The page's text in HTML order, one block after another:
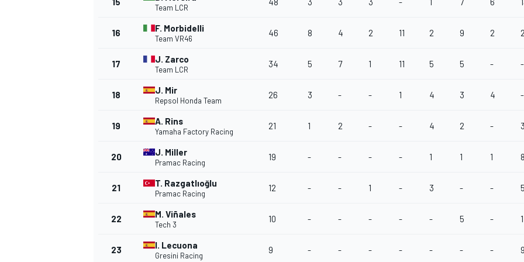
TÜRK SPORCULAR
Team LCR
16 F. Morbidelli
Team VR46
46 8 4 2 11 2 9 2 2
17 J. Zarco
Team LCR
34 5 7 1 11 5 5 - -
18 J. Mir
Repsol Honda Team
26 3 - - 1 4 3 4 -
19 A. Rins
Yamaha Factory Racing
21 1 2 - - 4 2 - 3
20 J. Miller
Pramac Racing
19 - - - - 1 1 1 8
21 T. Razgatlıoğlu
Pramac Racing
12 - - 1 - 3 - - 5
22 M. Viñales
Tech 3
10 - - - - - 5 - 1
23 I. Lecuona
Gresini Racing
9 - - - - - - - 9